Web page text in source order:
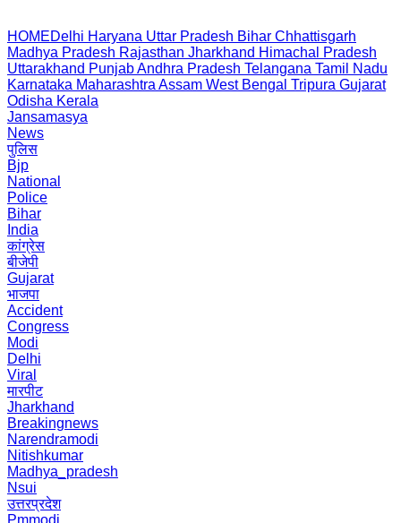
HOMEDelhi Haryana Uttar Pradesh Bihar Chhattisgarh
Madhya Pradesh Rajasthan Jharkhand Himachal Pradesh
Uttarakhand PunjabAndhra Pradesh Telangana Tamil Nadu
Karnataka Maharashtra Assam West Bengal Tripura Gujarat
Odisha Kerala
Jansamasya
News
पुलिस
Bjp
National
Police
Bihar
India
कांग्रेस
बीजेपी
Gujarat
भाजपा
Accident
Congress
Modi
Delhi
Viral
मारपीट
Jharkhand
Breakingnews
Narendramodi
Nitishkumar
Madhya_pradesh
Nsui
उत्तरप्रदेश
Pmmodi